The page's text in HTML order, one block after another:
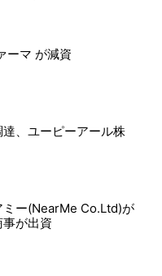
ーマ が減資
、ユーピーアール株
ミー(NearMe Co.Ltd)が
が出資